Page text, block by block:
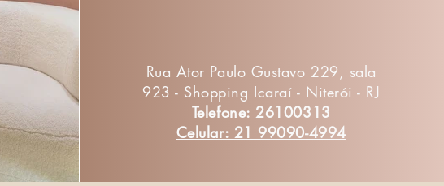
Rua Ator Paulo Gustavo 229, sala
923 - Shopping Icaraí - Niterói - RJ
Telefone: 26100313
Celular: 21 99090-4994